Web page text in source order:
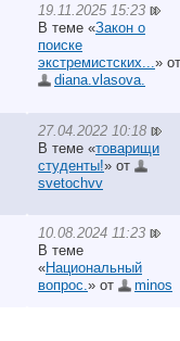
19.11.2025 15:23
В теме «Закон о
поиске
экстремистских... » от
diana.vlasova.
27.04.2022 10:18
В теме «товарищи
студенты!» от
svetochvv
10.08.2024 11:23
В теме
«Национальный
вопрос. » от minos